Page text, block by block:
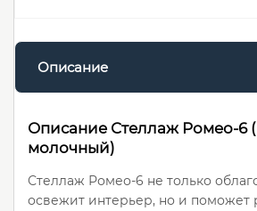
Описание
Описание Стеллаж Ромео-6
молочный)
Стеллаж Ромео-6 не только
освежит интерьер, но и поможет